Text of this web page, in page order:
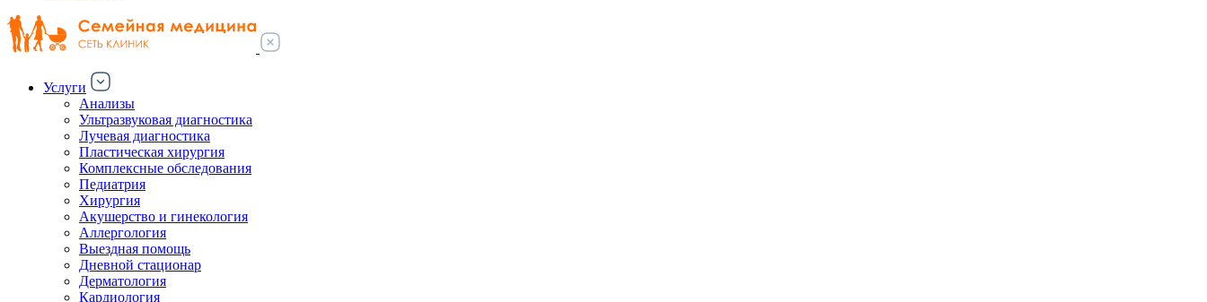
Услуги
Анализы
Ультразвуковая диагностика
Лучевая диагностика
Пластическая хирургия
Комплексные обследования
Педиатрия
Хирургия
Акушерство и гинекология
Аллергология
Выездная помощь
Дневной стационар
Дерматология
Кардиология